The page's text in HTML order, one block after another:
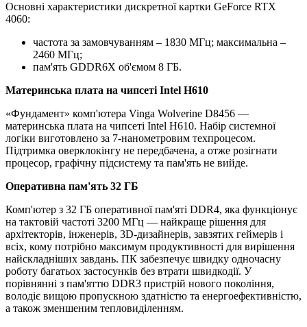
Основні характеристики дискретної картки GeForce RTX
4060:
частота за замовчуванням – 1830 МГц; максимальна –
2460 МГц;
пам'ять GDDR6X об'ємом 8 ГБ.
Материнська плата на чипсеті Intel H610
«Фундамент» комп'ютера Vinga Wolverine D8456 —
материнська плата на чипсеті Intel H610. Набір системної
логіки виготовлено за 7-нанометровим техпроцесом.
Підтримка оверклокінгу не передбачена, а отже розігнати
процесор, графічну підсистему та пам'ять не вийде.
Оперативна пам'ять 32 ГБ
Комп'ютер з 32 ГБ оперативної пам'яті DDR4, яка функціонує
на тактовій частоті 3200 МГц — найкраще рішення для
архітекторів, інженерів, 3D-дизайнерів, завзятих геймерів і
всіх, кому потрібно максимум продуктивності для вирішення
найскладніших завдань. ПК забезпечує швидку одночасну
роботу багатьох застосунків без втрати швидкодії. У
порівнянні з пам'яттю DDR3 пристрій нового покоління,
володіє вищою пропускною здатністю та енергоефективністю,
а також зменшеним тепловиділенням.